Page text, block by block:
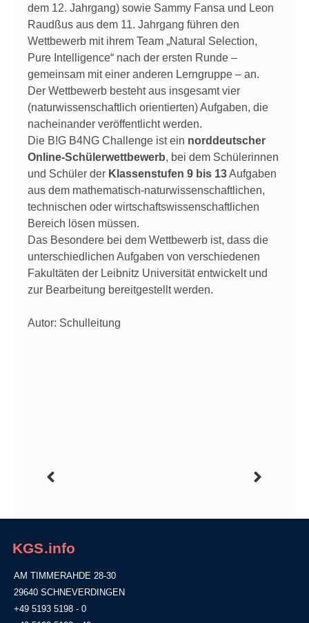
dem 12. Jahrgang) sowie Sammy Fansa und Leon
Raudßus aus dem 11. Jahrgang führen den
Wettbewerb mit ihrem Team „Natural Selection,
Pure Intelligence“ nach der ersten Runde –
gemeinsam mit einer anderen Lerngruppe – an.
Der Wettbewerb besteht aus insgesamt vier
(naturwissenschaftlich orientierten) Aufgaben, die
nacheinander veröffentlicht werden.
Die B!G B4NG Challenge ist ein norddeutscher
Online-Schülerwettbewerb, bei dem Schülerinnen
und Schüler der Klassenstufen 9 bis 13Aufgaben
aus dem mathematisch-naturwissenschaftlichen,
technischen oder wirtschaftswissenschaftlichen
Bereich lösen müssen.
Das Besondere bei dem Wettbewerb ist, dass die
unterschiedlichen Aufgaben von verschiedenen
Fakultäten der Leibnitz Universität entwickelt und
zur Bearbeitung bereitgestellt werden.
Autor: Schulleitung
KGS.info
AM TIMMERAHDE 28-30
29640 SCHNEVERDINGEN
+49 5193 5198 - 0